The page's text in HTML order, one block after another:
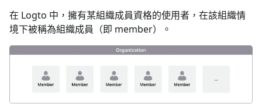
在 Logto 中，擁有某組織成員資格的使用者，在該組織情
境下被稱為組織成員（即 member）。